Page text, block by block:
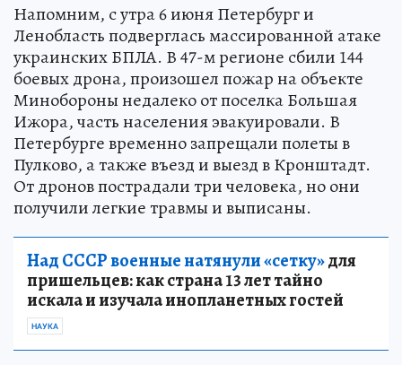
Напомним, с утра 6 июня Петербург и
Ленобласть подверглась массированной атаке
украинских БПЛА. В 47-м регионе сбили 144
боевых дрона, произошел пожар на объекте
Минобороны недалеко от поселка Большая
Ижора, часть населения эвакуировали. В
Петербурге временно запрещали полеты в
Пулково, а также въезд и выезд в Кронштадт.
От дронов пострадали три человека, но они
получили легкие травмы и выписаны.
Над СССР военные натянули «сетку»для
пришельцев: как страна 13 лет тайно
искала и изучала инопланетных гостей
НАУКА